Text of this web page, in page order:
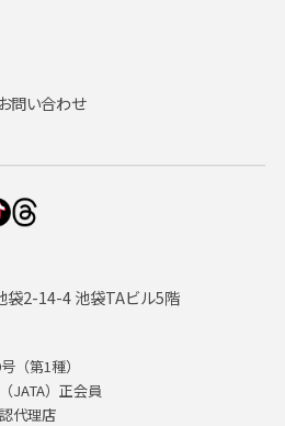
袋2-14-4 池袋TAビル5階
（第1種）
JATA）正会員
代理店
問い合わせ